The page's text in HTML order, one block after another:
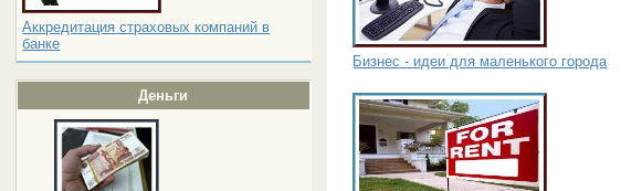
Аккредитация страховых компаний в
банке
Деньги
Бизнес - идеи для маленького города